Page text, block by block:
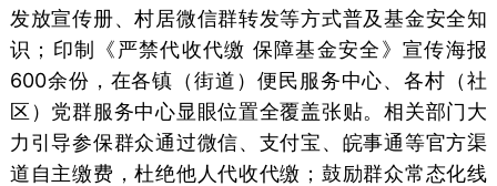
发放宣传册、村居微信群转发等方式普及基金安全知
识；印制《严禁代收代缴 保障基金安全》宣传海报
600余份，在各镇（街道）便民服务中心、各村（社
区）党群服务中心显眼位置全覆盖张贴。相关部门大
力引导参保群众通过微信、支付宝、皖事通等官方渠
道自主缴费，杜绝他人代收代缴；鼓励群众常态化线